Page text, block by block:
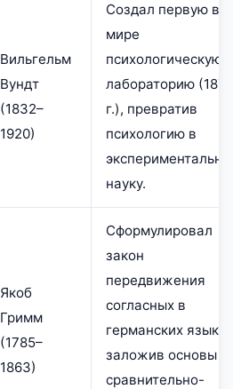
Вильгельм
Вундт
(1832–
1920)
Создал первую в
мире
психологическую
лабораторию (1879
г.), превратив
психологию в
науку.
Якоб
Гримм
(1785–
1863)
Сформулировал
закон
передвижения
согласных в
германских
заложив основы
сравнительно-